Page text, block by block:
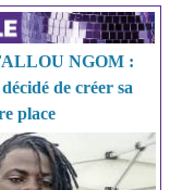
NGOM :
de créer sa
place